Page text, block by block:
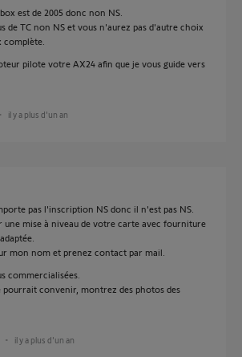
est de 2005 donc non NS.
de TC non NS et vous n'aurez pas d'autre choix
complète.
pilote votre AX24 afin que je vous guide vers
il y a plus d'un an
pas l'inscription NS donc il n'est pas NS.
une mise à niveau de votre carte avec fourniture
mon nom et prenez contact par mail.
commercialisées.
pourrait convenir, montrez des photos des
il y a plus d'un an